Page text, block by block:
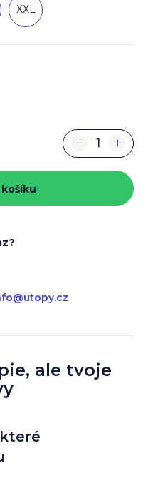
XXL
+
−
@utopy.cz
ale tvoje
které